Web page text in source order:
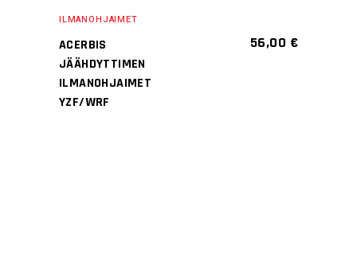
useampi
ILMANOHJAIMET
ACERBIS
JÄÄHDYTTIMEN
ILMANOHJAIMET
YZF/WRF
56,00 €